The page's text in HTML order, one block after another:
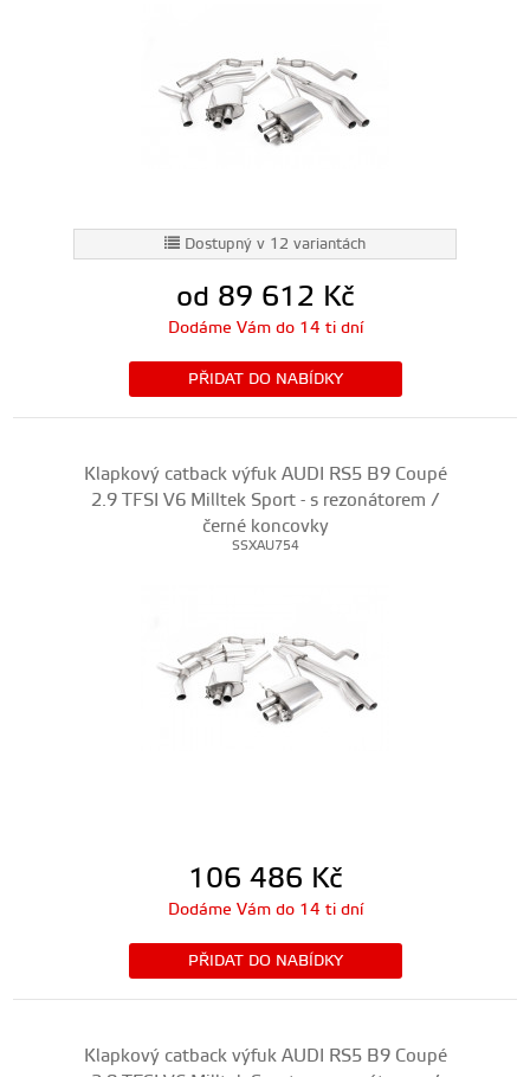
Dostupný v 12 variantách
od 89 612 Kč
Dodáme Vám do 14 ti dní
PŘIDAT DO NABÍDKY
Klapkový catback výfuk AUDI RS5 B9 Coupé
2.9 TFSI V6 Milltek Sport - s rezonátorem /
černé koncovky
SSXAU754
106 486 Kč
Dodáme Vám do 14 ti dní
PŘIDAT DO NABÍDKY
Klapkový catback výfuk AUDI RS5 B9 Coupé